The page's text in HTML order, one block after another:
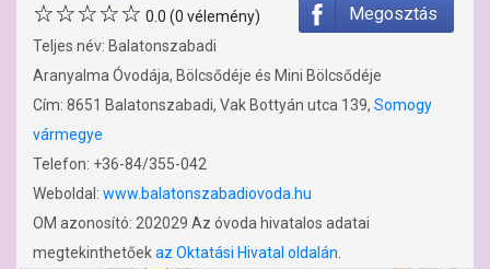
Megosztás
0.0 (0 vélemény)
Teljes név: Balatonszabadi
Aranyalma Óvodája, Bölcsődéje és Mini Bölcsődéje
Cím: 8651 Balatonszabadi, Vak Bottyán utca 139, Somogy
vármegye
Telefon: +36-84/355-042
Weboldal: www.balatonszabadiovoda.hu
OM azonosító: 202029 Az óvoda hivatalos adatai
megtekinthetőekaz Oktatási Hivatal oldalán